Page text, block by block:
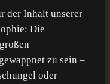
der Inhalt unserer
Die
zu sein –
oder